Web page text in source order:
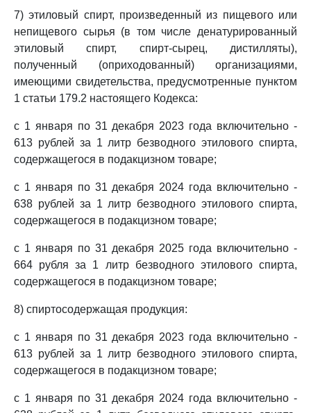
7) этиловый спирт, произведенный из пищевого или
непищевого сырья (в том числе денатурированный
этиловый спирт, спирт-сырец, дистилляты),
полученный (оприходованный) организациями,
имеющими свидетельства, предусмотренные пунктом
1 статьи 179.2 настоящего Кодекса:
с 1 января по 31 декабря 2023 года включительно -
613 рублей за 1 литр безводного этилового спирта,
содержащегося в подакцизном товаре;
с 1 января по 31 декабря 2024 года включительно -
638 рублей за 1 литр безводного этилового спирта,
содержащегося в подакцизном товаре;
с 1 января по 31 декабря 2025 года включительно -
664 рубля за 1 литр безводного этилового спирта,
содержащегося в подакцизном товаре;
8) спиртосодержащая продукция:
с 1 января по 31 декабря 2023 года включительно -
613 рублей за 1 литр безводного этилового спирта,
содержащегося в подакцизном товаре;
с 1 января по 31 декабря 2024 года включительно -